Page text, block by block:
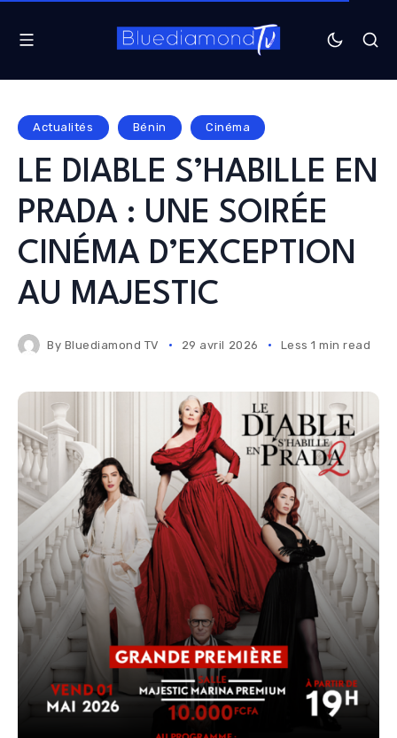
Actualités Bénin Cinéma
LE DIABLE S’HABILLE EN
PRADA : UNE SOIRÉE
CINÉMA D’EXCEPTION
AU MAJESTIC
By Bluediamond TV 29 avril 2026 Less 1 min read